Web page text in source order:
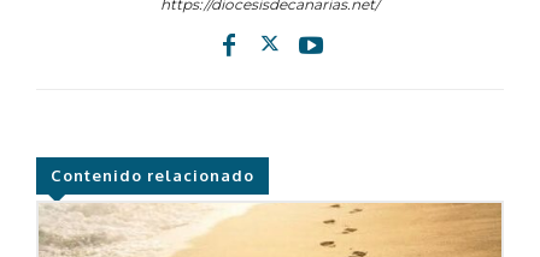
https://diocesisdecanarias.net/
Contenido relacionado